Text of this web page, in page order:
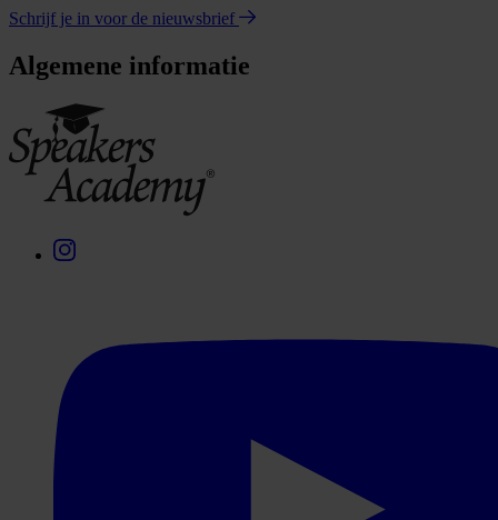
Schrijf je in voor de nieuwsbrief
Algemene informatie